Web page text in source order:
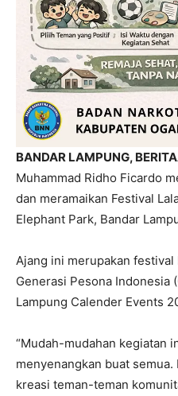
BANDAR LAMPUNG,
Muhammad Ridho Ficardo
dan meramaikan Festival
Elephant Park, Bandar
Ajang ini merupakan
Generasi Pesona Indonesia
Lampung Calender Events
“Mudah-mudahan kegiatan
menyenangkan buat
kreasi teman-teman